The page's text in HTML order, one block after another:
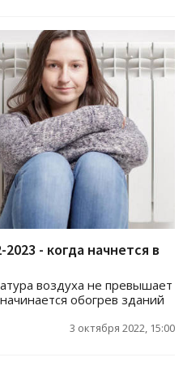
- когда начнется в
воздуха не превышает
обогрев зданий
3 октября 2022, 15:00